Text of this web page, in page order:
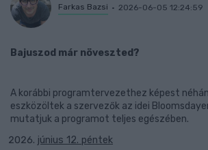
Farkas Bazsi 2026-06-05 12:24:59
Bajuszod már növeszted?
A korábbi programtervezethez képest
eszközöltek a szervezők az idei
mutatjuk a programot teljes egészében.
június 12. péntek